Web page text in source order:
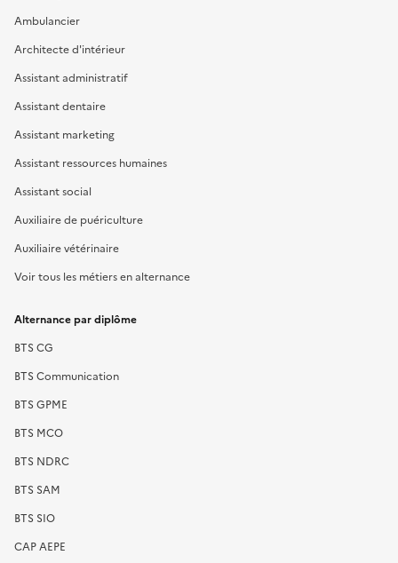
Ambulancier
Architecte d'intérieur
Assistant administratif
Assistant dentaire
Assistant marketing
Assistant ressources humaines
Assistant social
Auxiliaire de puériculture
Auxiliaire vétérinaire
Voir tous les métiers en alternance
Alternance par diplôme
BTS CG
BTS Communication
BTS GPME
BTS MCO
BTS NDRC
BTS SAM
BTS SIO
CAP AEPE